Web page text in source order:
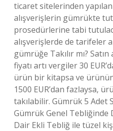
ticaret sitelerinden
alışverişlerin gümrükte
prosedürlerine tabi
alışverişlerde de tarifeler
gümrüğe Takılır mı?
fiyatı artı vergiler 30
ürün bir kitapsa ve
1500 EUR’dan fazlaysa,
takılabilir. Gümrük 5 Adet
Gümrük Genel Tebliğinde
Dair Ekli Tebliğ ile tüzel